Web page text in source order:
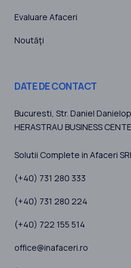
Evaluare Afaceri
Noutăţi
DATE DE CONTACT
Bucuresti, Str. Daniel
HERASTRAU BUSINESS
Solutii Complete in Afaceri
(+40) 731 280 333
(+40) 731 280 224
(+40) 722 155 514
office@inafaceri.ro